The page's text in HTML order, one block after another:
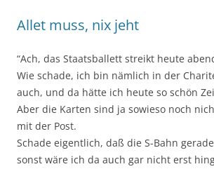
Allet muss, nix jeht
“Ach, das Staatsballett streikt heute
Wie schade, ich bin nämlich in der
auch, und da hätte ich heute so schön
Aber die Karten sind ja sowieso noch
mit der Post.
Schade eigentlich, daß die S-Bahn
sonst wäre ich da auch gar nicht erst